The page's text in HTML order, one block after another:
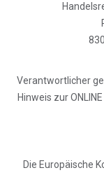
Verantwortlicher
Hinweis zur
Die Europäische